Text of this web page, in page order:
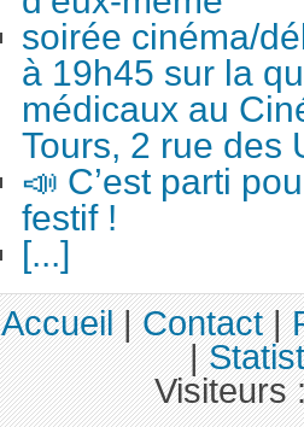
soirée cinéma/
à 19h45 sur la
médicaux au
Tours, 2 rue des
📣 C’est parti
festif !
[...]
Accueil|Contact|
|
Visiteurs